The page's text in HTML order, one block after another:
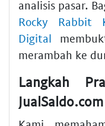
analisis pasar.
Rocky Rabbit
Digital
merambah ke
Langkah
JualSaldo.com